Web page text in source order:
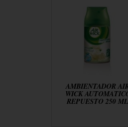
AMBIENTADOR
WICK
REPUESTO 250 ML